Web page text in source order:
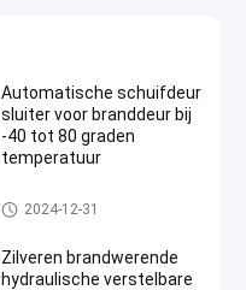
Automatische schuifdeur
sluiter voor branddeur bij
-40 tot 80 graden
temperatuur
Hydraulische Deur - dichter
2024-12-31
Zilveren brandwerende
hydraulische verstelbare